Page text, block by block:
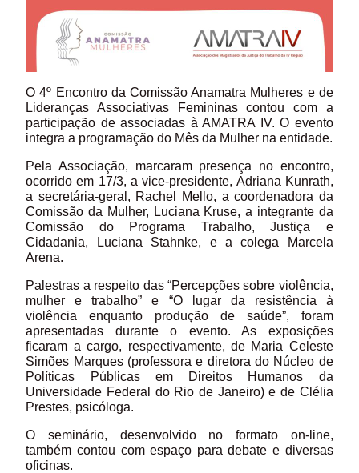
O 4º Encontro da Comissão Anamatra Mulheres e de
Lideranças Associativas Femininas contou com a
participação de associadas à AMATRA IV. O evento
integra a programação do Mês da Mulher na entidade.
Pela Associação, marcaram presença no encontro,
ocorrido em 17/3, a vice-presidente, Adriana Kunrath,
a secretária-geral, Rachel Mello, a coordenadora da
Comissão da Mulher, Luciana Kruse, a integrante da
Comissão do Programa Trabalho, Justiça e
Cidadania, Luciana Stahnke, e a colega Marcela
Arena.
Palestras a respeito das “Percepções sobre violência,
mulher e trabalho” e “O lugar da resistência à
violência enquanto produção de saúde”, foram
apresentadas durante o evento. As exposições
ficaram a cargo, respectivamente, de Maria Celeste
Simões Marques (professora e diretora do Núcleo de
Políticas Públicas em Direitos Humanos da
Universidade Federal do Rio de Janeiro) e de Clélia
Prestes, psicóloga.
O seminário, desenvolvido no formato on-line,
também contou com espaço para debate e diversas
oficinas.